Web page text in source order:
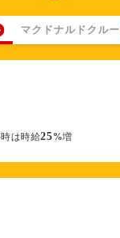
マクドナルドクルー
は時給25%増